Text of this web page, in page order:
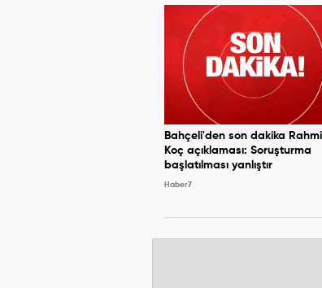
Bahçeli'den son dakika Rahmi
Koç açıklaması: Soruşturma
başlatılması yanlıştır
Haber7